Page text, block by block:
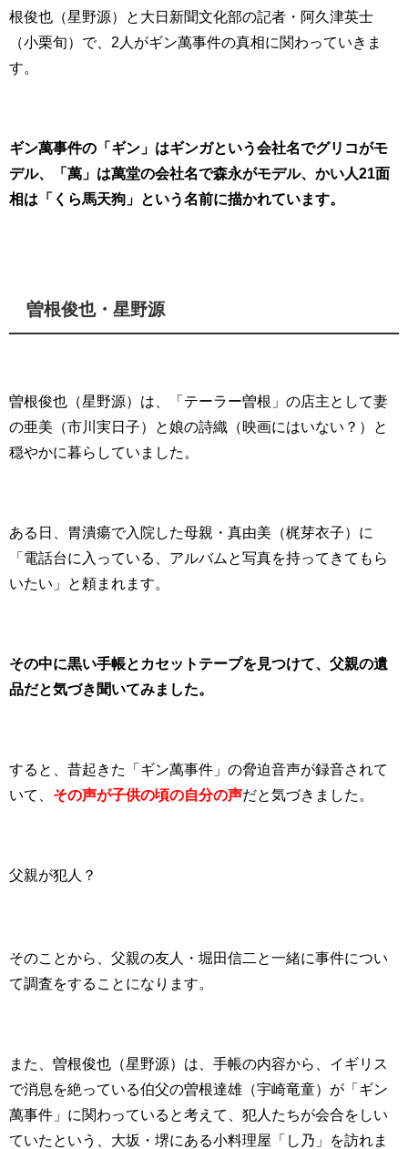
根俊也（星野源）と大日新聞文化部の記者・阿久津英士
（小栗旬）で、2人がギン萬事件の真相に関わっていきま
す。
ギン萬事件の「ギン」はギンガという会社名でグリコがモ
デル、「萬」は萬堂の会社名で森永がモデル、かい人21面
相は「くら馬天狗」という名前に描かれています。
曽根俊也・星野源
曽根俊也（星野源）は、「テーラー曽根」の店主として妻
の亜美（市川実日子）と娘の詩織（映画にはいない？）と
穏やかに暮らしていました。
ある日、胃潰瘍で入院した母親・真由美（梶芽衣子）に
「電話台に入っている、アルバムと写真を持ってきてもら
いたい」と頼まれます。
その中に黒い手帳とカセットテープを見つけて、父親の遺
品だと気づき聞いてみました。
すると、昔起きた「ギン萬事件」の脅迫音声が録音されて
いて、 その声が子供の頃の自分の声だと気づきました。
父親が犯人？
そのことから、父親の友人・堀田信二と一緒に事件につい
て調査をすることになります。
また、曽根俊也（星野源）は、手帳の内容から、イギリス
で消息を絶っている伯父の曽根達雄（宇崎竜童）が「ギン
萬事件」に関わっていると考えて、犯人たちが会合をしい
ていたという、大坂・堺にある小料理屋「し乃」を訪れま